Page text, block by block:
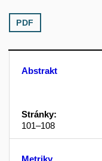
PDF
Abstrakt
Stránky:
101–108